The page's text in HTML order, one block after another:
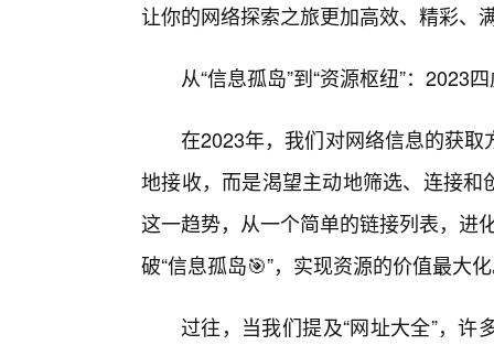
让你的网络探索之旅更加高效、精彩、
从“信息孤岛”到“资源枢纽”：2023
在2023年，我们对网络信息的获
地接收，而是渴望主动地筛选、连接和
这一趋势，从一个简单的链接列表，进
破“信息孤岛🎯”，实现资源的价值最大
过往，当我们提及“网址大全”，